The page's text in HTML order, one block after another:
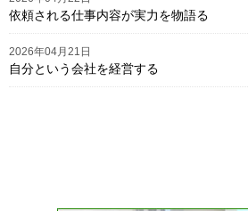
依頼される仕事内容が実力を物語る
2026年04月21日
自分という会社を経営する